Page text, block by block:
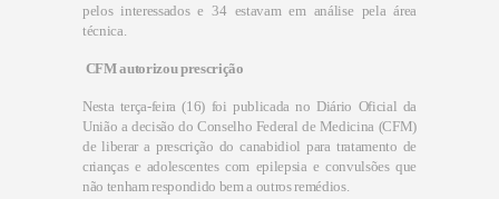
pelos interessados e 34 estavam em análise pela área
técnica.
CFM autorizou prescrição
Nesta terça-feira (16) foi publicada no Diário Oficial da
União a decisão do Conselho Federal de Medicina (CFM)
de liberar a prescrição do canabidiol para tratamento de
crianças e adolescentes com epilepsia e convulsões que
não tenham respondido bem a outros remédios.